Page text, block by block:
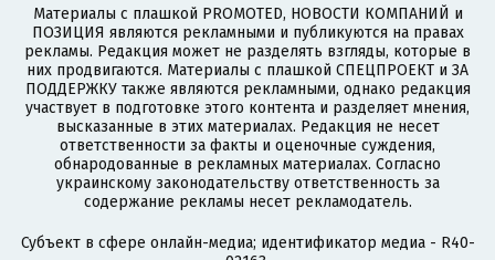
Материалы с плашкой PROMOTED, НОВОСТИ КОМПАНИЙ и
ПОЗИЦИЯ являются рекламными и публикуются на правах
рекламы. Редакция может не разделять взгляды, которые в
них продвигаются. Материалы с плашкой СПЕЦПРОЕКТ и ЗА
ПОДДЕРЖКУ также являются рекламными, однако редакция
участвует в подготовке этого контента и разделяет мнения,
высказанные в этих материалах. Редакция не несет
ответственности за факты и оценочные суждения,
обнародованные в рекламных материалах. Согласно
украинскому законодательству ответственность за
содержание рекламы несет рекламодатель.
Субъект в сфере онлайн-медиа; идентификатор медиа - R40-